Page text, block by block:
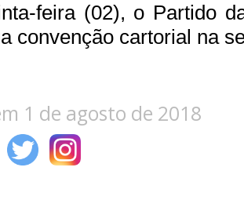
feira (02), o Partido
convenção cartorial na
1 de agosto de 2018